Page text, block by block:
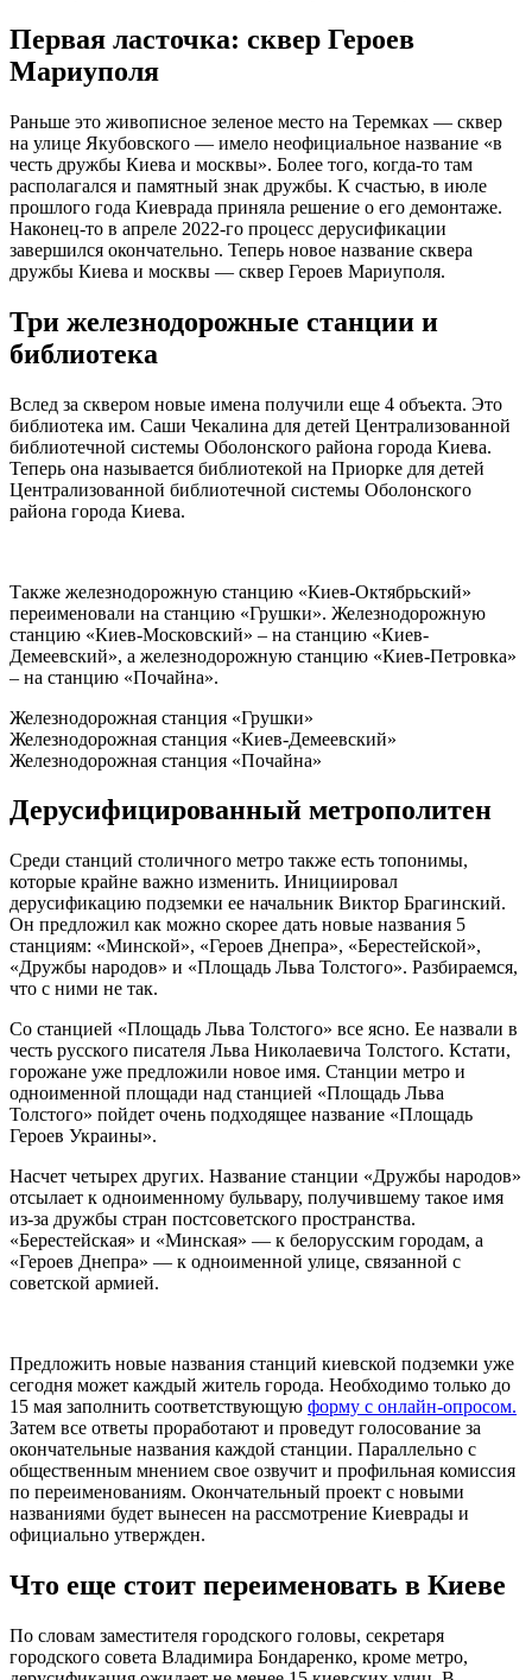
Первая ласточка: сквер Героев
Мариуполя
Раньше это живописное зеленое место на Теремках — сквер
на улице Якубовского — имело неофициальное название «в
честь дружбы Киева и москвы». Более того, когда-то там
располагался и памятный знак дружбы. К счастью, в июле
прошлого года Киеврада приняла решение о его демонтаже.
Наконец-то в апреле 2022-го процесс дерусификации
завершился окончательно. Теперь новое название сквера
дружбы Киева и москвы — сквер Героев Мариуполя.
Три железнодорожные станции и
библиотека
Вслед за сквером новые имена получили еще 4 объекта. Это
библиотека им. Саши Чекалина для детей Централизованной
библиотечной системы Оболонского района города Киева.
Теперь она называется библиотекой на Приорке для детей
Централизованной библиотечной системы Оболонского
района города Киева.
Также железнодорожную станцию ​​«Киев-Октябрьский»
переименовали на станцию ​​«Грушки». Железнодорожную
станцию ​​«Киев-Московский» – на станцию ​​«Киев-
Демеевский», а железнодорожную станцию ​​«Киев-Петровка»
– на станцию ​​«Почайна».
Железнодорожная станция «Грушки»
Железнодорожная станция «Киев-Демеевский»
Железнодорожная станция «Почайна»
Дерусифицированный метрополитен
Среди станций столичного метро также есть топонимы,
которые крайне важно изменить. Инициировал
дерусификацию подземки ее начальник Виктор Брагинский.
Он предложил как можно скорее дать новые названия 5
станциям: «Минской», «Героев Днепра», «Берестейской»,
«Дружбы народов» и «Площадь Льва Толстого». Разбираемся,
что с ними не так.
Со станцией «Площадь Льва Толстого» все ясно. Ее назвали в
честь русского писателя Льва Николаевича Толстого. Кстати,
горожане уже предложили новое имя. Станции метро и
одноименной площади над станцией «Площадь Льва
Толстого» пойдет очень подходящее название «Площадь
Героев Украины».
Насчет четырех других. Название станции «Дружбы народов»
отсылает к одноименному бульвару, получившему такое имя
из-за дружбы стран постсоветского пространства.
«Берестейская» и «Минская» — к белорусским городам, а
«Героев Днепра» — к одноименной улице, связанной с
советской армией.
Предложить новые названия станций киевской подземки уже
сегодня может каждый житель города. Необходимо только до
15 мая заполнить соответствующую форму с онлайн-опросом.
Затем все ответы проработают и проведут голосование за
окончательные названия каждой станции. Параллельно с
общественным мнением свое озвучит и профильная комиссия
по переименованиям. Окончательный проект с новыми
названиями будет вынесен на рассмотрение Киеврады и
официально утвержден.
Что еще стоит переименовать в Киеве
По словам заместителя городского головы, секретаря
городского совета Владимира Бондаренко, кроме метро, ​​